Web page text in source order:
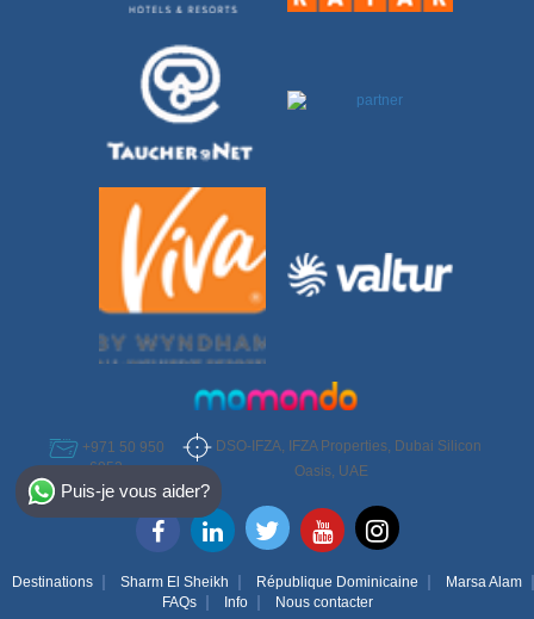
+971 50 950
6952
DSO-IFZA, IFZA Properties, Dubai Silicon
Oasis, UAE
Destinations Sharm El Sheikh République Dominicaine
Marsa Alam
FAQs
Info Nous contacter
Puis-je vous aider?
Select Destination
Egypt